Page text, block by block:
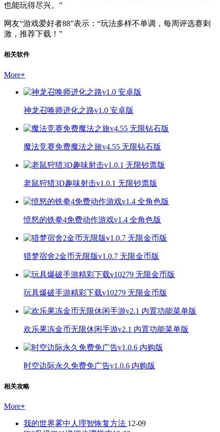
也能玩得尽兴。”
网友“游戏爱好者88”表示：“玩法多样不单调，每周评选赛刺
激，推荐下载！”
相关软件
More+
神龙召唤师进化之路v1.0 安卓版
魔法竞赛免费魔法之旅v4.55 无限钻石版
老鼠狩猎3D趣味射击v1.0.1 无限钞票版
愤怒的铁拳4免费动作游戏v1.4 全角色版
猎梦宿舍2金币无限版v1.0.7 无限金币版
玩具爆破手游精彩下载v10279 无限金币版
欢乐果冻金币无限休闲手游v2.1 内置功能菜单版
时空边际永久免费免广告v1.0.6 内购版
相关攻略
More+
我的世界雾中人理智恢复方法 12-09